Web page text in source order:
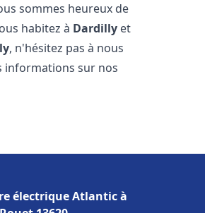
sommes heureux de
habitez à Dardilly et
, n'hésitez pas à nous
informations sur nos
électrique Atlantic à